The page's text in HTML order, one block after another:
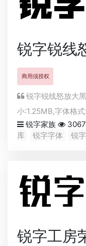
锐字锐线
商用须授权
锐字锐线怒放大
小:1.25MB,字体格式:
锐字家族
3067
库
锐字字体 锐字
锐字工房